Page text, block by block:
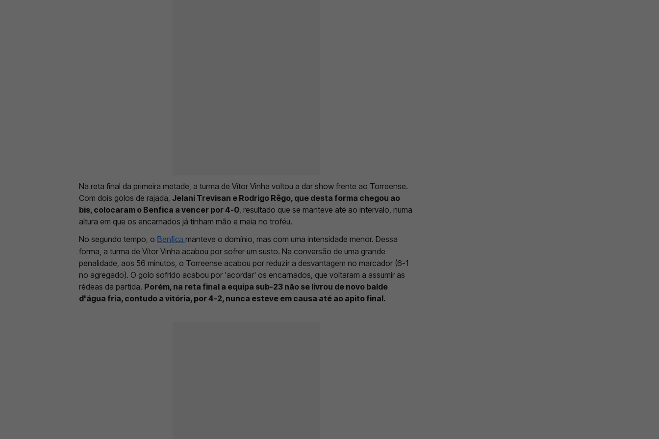
Na reta final da primeira metade, a turma de Vítor Vinha voltou a dar show frente ao Torreense.
Com dois golos de rajada, Jelani Trevisan e Rodrigo Rêgo, que desta forma chegou ao
bis, colocaram o Benfica a vencer por 4-0 , resultado que se manteve até ao intervalo, numa
altura em que os encarnados já tinham mão e meia no troféu.
No segundo tempo, o Benfica manteve o domínio, mas com uma intensidade menor. Dessa
forma, a turma de Vítor Vinha acabou por sofrer um susto. Na conversão de uma grande
penalidade, aos 56 minutos, o Torreense acabou por reduzir a desvantagem no marcador (6-1
no agregado). O golo sofrido acabou por 'acordar' os encarnados, que voltaram a assumir as
rédeas da partida. Porém, na reta final a equipa sub-23 não se livrou de novo balde
d'água fria, contudo a vitória, por 4-2, nunca esteve em causa até ao apito final.